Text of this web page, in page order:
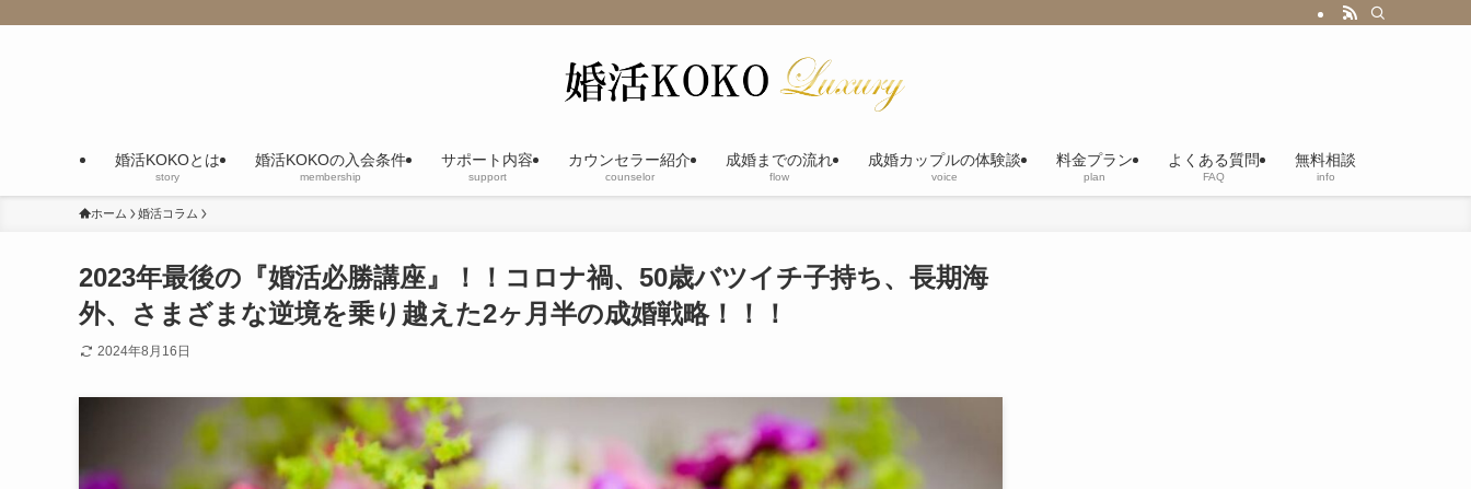
婚活KOKOとは
story
婚活KOKOの入会条件
membership
サポート内容
support
カウンセラー紹介
counselor
成婚までの流れ
flow
成婚カップルの体験談
voice
料金プラン
plan
よくある質問
FAQ
無料相談
info
ホーム 婚活コラム
2023年最後の『婚活必勝講座』！！コロナ禍、50歳バツイチ子持ち、長期海
外、さまざまな逆境を乗り越えた2ヶ月半の成婚戦略！！！
2024年8月16日